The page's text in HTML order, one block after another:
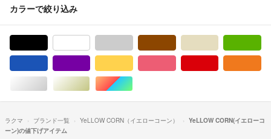
カラーで絞り込み
シルバー/銀色系ゴールド/金色系マルチカラー
ラクマ ブランド一覧 YeLLOW CORN（イエローコーン）
YeLLOW CORN(イエローコ
ーン)の値下げアイテム